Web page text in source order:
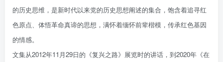
的历史思维，是新时代以来党的历史思想阐述的集合，饱含着追寻红
色原点、体悟革命真谛的思想，满怀着缅怀前辈楷模，传承红色基因
的情感。
文集从2012年11月29日的《复兴之路》展览时的讲话，到2020年《在